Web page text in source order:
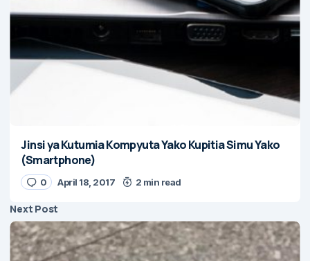
Jinsi ya Kutumia Kompyuta Yako Kupitia Simu Yako
(Smartphone)
0 April 18, 2017 2 min read
Next Post